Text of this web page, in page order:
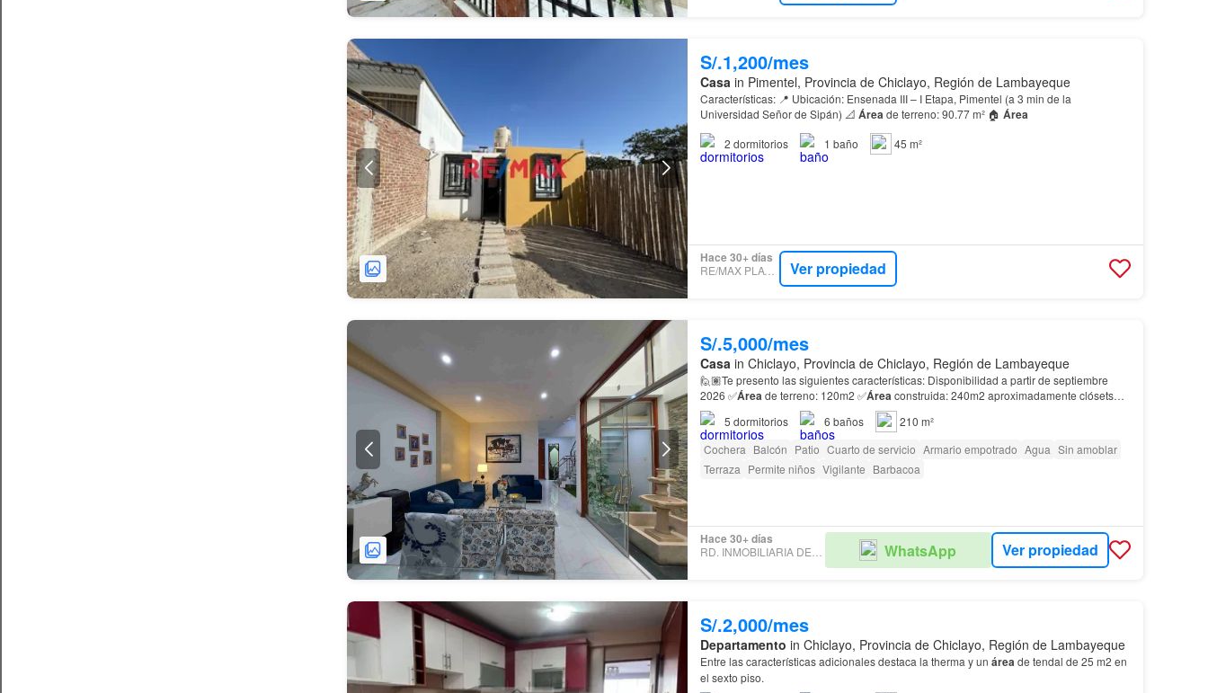
S/.1,200/mes
Casa in Pimentel, Provincia de Chiclayo, Región de Lambayeque
Características: 📍 Ubicación: Ensenada III – I Etapa, Pimentel (a 3 min de la
Universidad Señor de Sipán) 📐 Áreade terreno: 90.77 m² 🏠 Área
2 dormitorios 1 baño 45 m²
Hace 30+ días
RE/MAX PLATINUM Ver propiedad
S/.5,000/mes
Casa in Chiclayo, Provincia de Chiclayo, Región de Lambayeque
🙋🏽Te presento las siguientes características: Disponibilidad a partir de septiembre
2026 ✅Áreade terreno: 120m2 ✅Áreaconstruida: 240m2 aproximadamente clósets
5 dormitorios 6 baños
210 m²
Cochera Balcón Patio Cuarto de servicio Armario empotrado Agua Sin amoblar
Terraza Permite niños Vigilante Barbacoa
Hace 30+ días
WhatsApp Ver propiedad
S/.2,000/mes
Departamento in Chiclayo, Provincia de Chiclayo, Región de Lambayeque
Entre las características adicionales destaca la therma y un áreade tendal de 25 m2 en
el sexto piso.